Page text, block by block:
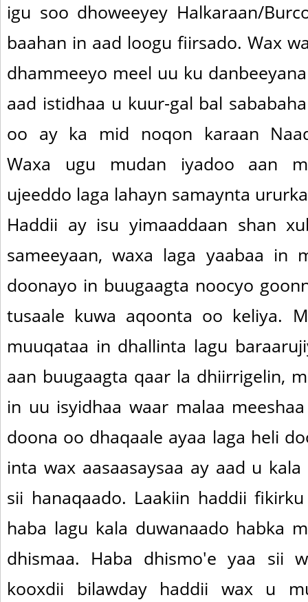
igu soo dhoweeyey Halkaraan/
baahan in aad loogu fiirsado. Wax
dhammeeyo meel uu ku
aad istidhaa u kuur-gal bal
oo ay ka mid noqon karaan
Waxa ugu mudan iyadoo aan
ujeeddo laga lahayn samaynta
Haddii ay isu yimaaddaan shan
sameeyaan, waxa laga yaabaa
doonayo in buugaagta noocyo
tusaale kuwa aqoonta oo keliya.
muuqataa in dhallinta lagu
aan buugaagta qaar la dhiirrigelin,
in uu isyidhaa waar malaa
doona oo dhaqaale ayaa laga heli
inta wax aasaasaysaa ay aad u
sii hanaqaado. Laakiin haddii
haba lagu kala duwanaado habka
dhismaa. Haba dhismo'e yaa sii
kooxdii bilawday haddii wax u